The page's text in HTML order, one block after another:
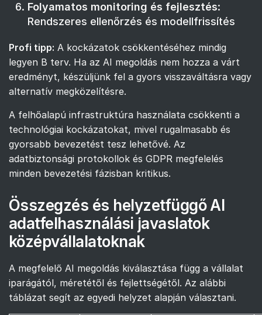
Folyamatos monitoring és fejlesztés:
Rendszeres ellenőrzés és modellfrissítés
Profi tipp: A kockázatok csökkentéséhez mindig
legyen B terv. Ha az AI megoldás nem hozza a várt
eredményt, készüljünk fel a gyors visszaváltásra vagy
alternatív megközelítésre.
A felhőalapú infrastruktúra használata csökkenti a
technológiai kockázatokat, mivel rugalmasabb és
gyorsabb bevezetést tesz lehetővé. Az
adatbiztonsági protokollok és GDPR megfelelés
minden bevezetési fázisban kritikus.
Összegzés és helyzetfüggő AI
adatfelhasználási javaslatok
középvállalatoknak
A megfelelő AI megoldás kiválasztása függ a vállalat
iparágától, méretétől és fejlettségétől. Az alábbi
táblázat segít az egyedi helyzet alapján választani.